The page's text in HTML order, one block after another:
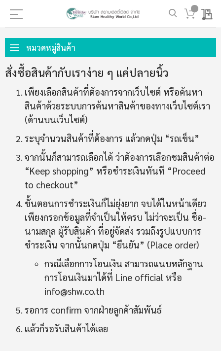
My
ไป
ที่
เนื้อหา
หมวดหมู่สินค้า
สั่งซื้อสินค้ากับเราง่าย ๆ แค่ปลายนิ้ว
เพียงเลือกสินค้าที่ต้องการจากเว็บไซต์ หรือค้นหา
สินค้าด้วยระบบการค้นหาสินค้าของทางเว็บไซต์เรา
(ด้านบนเว็บไซต์)
ระบุจำนวนสินค้าที่ต้องการ แล้วกดปุ่ม “รถเข็น”
จากนั้นก็สามารถเลือกได้ ว่าต้องการเลือกชมสินค้าต่อ
“Keep shopping” หรือชำระเงินทันที “Proceed
to checkout”
ขั้นตอนการชำระเงินก็ไม่ยุ่งยาก จบได้ในหน้าเดียว
เพียงกรอกข้อมูลที่จำเป็นให้ครบ ไม่ว่าจะเป็น ชื่อ-
นามสกุล ผู้รับสินค้า ที่อยู่จัดส่ง รวมถึงรูปแบบการ
ชำระเงิน จากนั้นกดปุ่ม “ยืนยัน” (Place order)
กรณีเลือกการโอนเงิน สามารถแนบหลักฐาน
การโอนเงินมาได้ที่ Line official หรือ
info@shw.co.th
รอการ confirm จากฝ่ายลูกค้าสัมพันธ์
แล้วก็รอรับสินค้าได้เลย